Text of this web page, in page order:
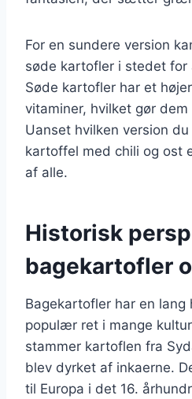
For en sundere version
søde kartofler i stedet for
Søde kartofler har et
vitaminer, hvilket gør
Uanset hvilken version
kartoffel med chili og ost
af alle.
Historisk
bagekartofler
Bagekartofler har en lang
populær ret i mange
stammer kartoflen fra
blev dyrket af inkaerne.
til Europa i det 16.